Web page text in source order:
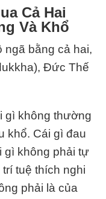
Cả Hai
Và Khổ
ngã bằng cả hai,
Ðức Thế
gì không thường
khổ. Cái gì đau
gì không phải tự
tuệ thích nghi
phải là của